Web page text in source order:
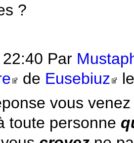
?
Par
de Eusebiuz
vous
toute personne